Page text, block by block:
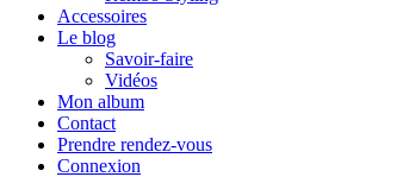
Accessoires
Le blog
Savoir-faire
Vidéos
Mon album
Contact
Prendre rendez-vous
Connexion